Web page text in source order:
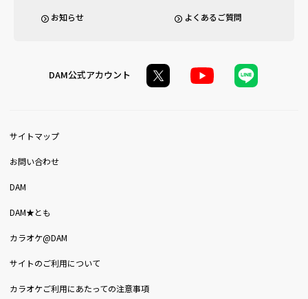
お知らせ よくあるご質問
DAM公式アカウント
サイトマップ
お問い合わせ
DAM
DAM★とも
カラオケ@DAM
サイトのご利用について
カラオケご利用にあたっての注意事項